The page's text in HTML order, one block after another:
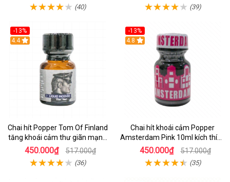
(40) (39)
-13%
Hot
4.4
Chai hít Popper Tom Of Finland
tăng khoái cảm thư giãn mạnh
mẽ
450.000₫ 517.000₫
(36)
-13%
Hot
4.8
Chai hít khoái cảm Popper
Amsterdam Pink 10ml kích thích
mạnh
450.000₫ 517.000₫
(35)